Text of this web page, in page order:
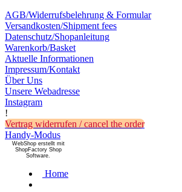
AGB/Widerrufsbelehrung & Formular
Versandkosten/Shipment fees
Datenschutz/Shopanleitung
Warenkorb/Basket
Aktuelle Informationen
Impressum/Kontakt
Über Uns
Unsere Webadresse
Instagram
!
Vertrag widerrufen / cancel the order
Handy-Modus
WebShop erstellt mit
ShopFactory Shop
Software.
Home